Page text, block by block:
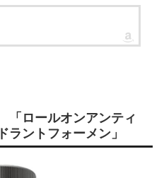
ロールオンアンティ
ラントフォーメン」